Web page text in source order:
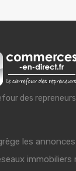
des repreneurs
les
immobiliers